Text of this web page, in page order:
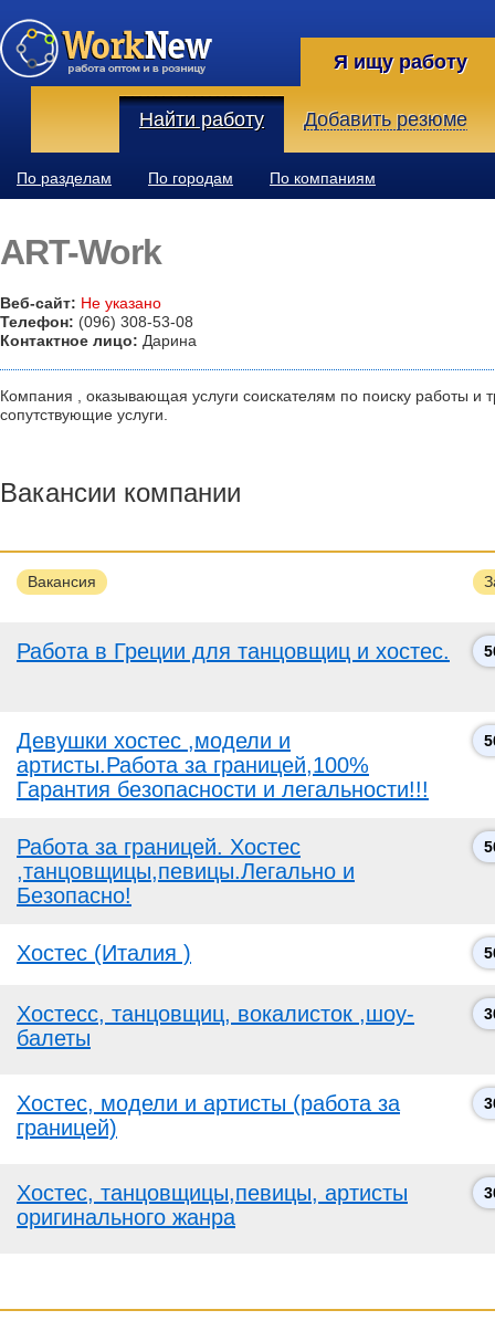
Я ищу работу
Найти работу Добавить резюме
По разделам По городам По компаниям
ART-Work
Веб-сайт: Не указано
Телефон: (096) 308-53-08
Контактное лицо: Дарина
Компания , оказывающая услуги соискателям по поиску работы и
сопутствующие услуги.
Вакансии компании
Вакансия
Работа в Греции для танцовщиц и хостес.
Девушки хостес ,модели и
артисты.Работа за границей,100%
Гарантия безопасности и легальности!!!
Работа за границей. Хостес
,танцовщицы,певицы.Легально и
Безопасно!
Хостес (Италия )
Хостесс, танцовщиц, вокалисток ,шоу-
балеты
Хостес, модели и артисты (работа за
границей)
Хостес, танцовщицы,певицы, артисты
оригинального жанра